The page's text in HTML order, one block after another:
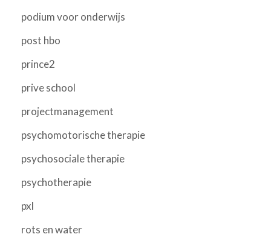
podium voor onderwijs
post hbo
prince2
prive school
projectmanagement
psychomotorische therapie
psychosociale therapie
psychotherapie
pxl
rots en water